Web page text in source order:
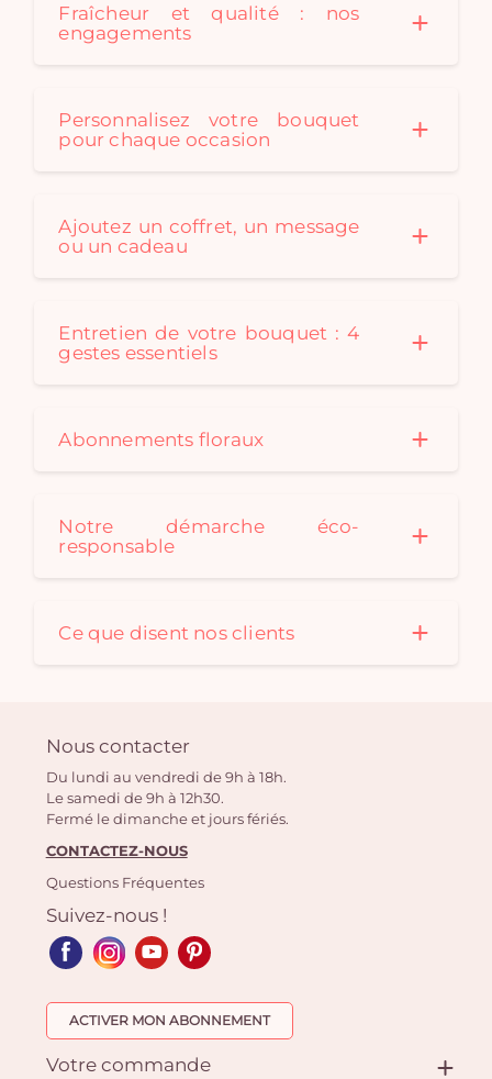
Fraîcheur et qualité : nos
engagements
Personnalisez votre bouquet
pour chaque occasion
Ajoutez un coffret, un message
ou un cadeau
Entretien de votre bouquet : 4
gestes essentiels
Abonnements floraux
Notre démarche éco-
responsable
Ce que disent nos clients
Nous contacter
Du lundi au vendredi de 9h à 18h.
Le samedi de 9h à 12h30.
Fermé le dimanche et jours fériés.
CONTACTEZ-NOUS
Questions Fréquentes
Suivez-nous !
ACTIVER MON ABONNEMENT
Votre commande